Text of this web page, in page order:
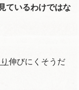
ているわけではな
伸びにくそうだ